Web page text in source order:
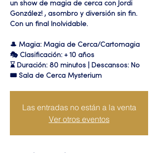
un show de magia de cerca con Jordi
González! , asombro y diversión sin fin.
Con un final Inolvidable.
🎩 Magia: Magia de Cerca/Cartomagia
🎭 Clasificación: + 10 años
⌛ Duración: 80 minutos | Descansos: No
🎟 Sala de Cerca Mysterium
Las entradas no están a la venta
Ver otros eventos